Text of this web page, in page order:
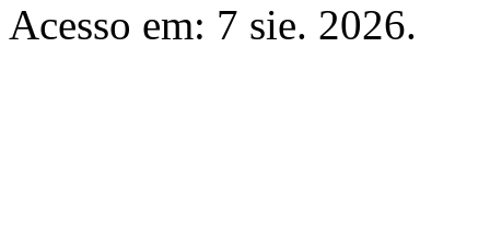
Acesso em: 7 sie. 2026.